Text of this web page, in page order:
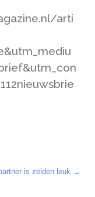
arti
is zelden leuk →